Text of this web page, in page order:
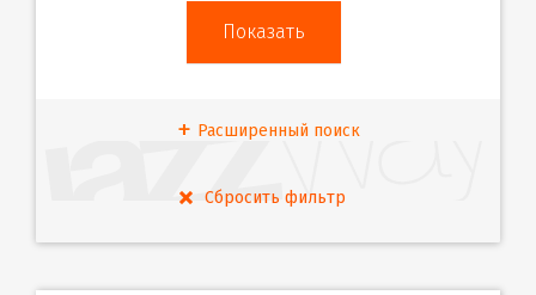
Расширенный поиск